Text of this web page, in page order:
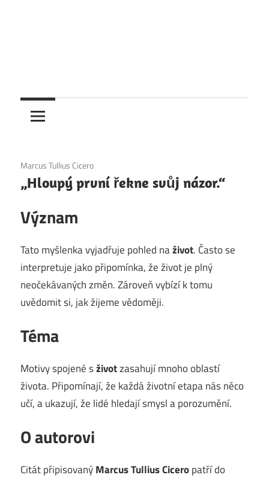
1. 12. 2020
Marcus Tullius Cicero
„Hloupý první řekne svůj názor.“
Význam
Tato myšlenka vyjadřuje pohled naživot. Často se
interpretuje jako připomínka, že život je plný
neočekávaných změn. Zároveň vybízí k tomu
uvědomit si, jak žijeme vědoměji.
Téma
Motivy spojené sživotzasahují mnoho oblastí
života. Připomínají, že každá životní etapa nás něco
učí, a ukazují, že lidé hledají smysl a porozumění.
O autorovi
Citát připisovanýMarcus Tullius Ciceropatří do